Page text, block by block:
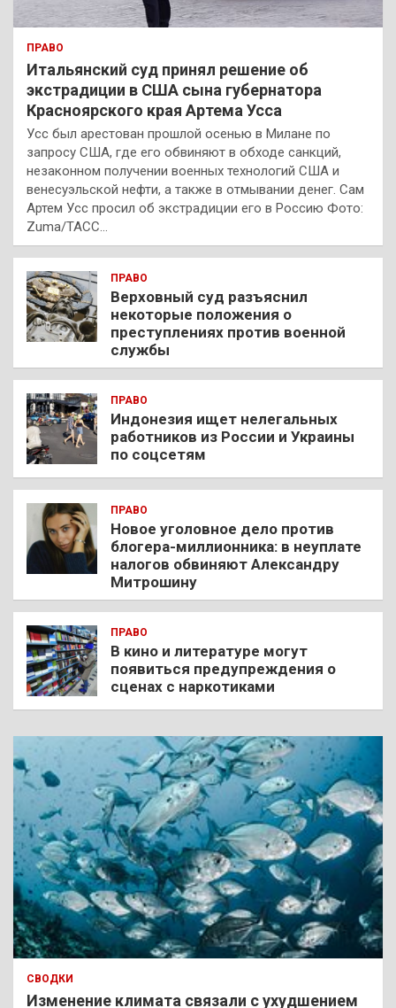
ПРАВО
Итальянский суд принял решение об
экстрадиции в США сына губернатора
Красноярского края Артема Усса
Усс был арестован прошлой осенью в Милане по
запросу США, где его обвиняют в обходе санкций,
незаконном получении военных технологий США и
венесуэльской нефти, а также в отмывании денег. Сам
Артем Усс просил об экстрадиции его в Россию Фото:
Zuma/ТАСС…
ПРАВО
Верховный суд разъяснил
некоторые положения о
преступлениях против военной
службы
ПРАВО
Индонезия ищет нелегальных
работников из России и Украины
по соцсетям
ПРАВО
Новое уголовное дело против
блогера-миллионника: в неуплате
налогов обвиняют Александру
Митрошину
ПРАВО
В кино и литературе могут
появиться предупреждения о
сценах с наркотиками
СВОДКИ
Изменение климата связали с ухудшением